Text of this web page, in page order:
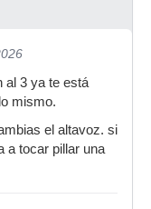
al 3 ya te está
mismo.
el altavoz. si
a tocar pillar una